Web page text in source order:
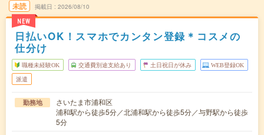
未読
NEW
掲載日 2026/08/10
日払いOK！スマホでカンタン登録＊コスメの
仕分け
職種未経験OK 交通費別途支給あり 土日祝日が休み WEB登録OK
派遣
勤務地
さいたま市浦和区
浦和駅から徒歩5分／北浦和駅から徒歩5分／与野駅から徒歩
5分